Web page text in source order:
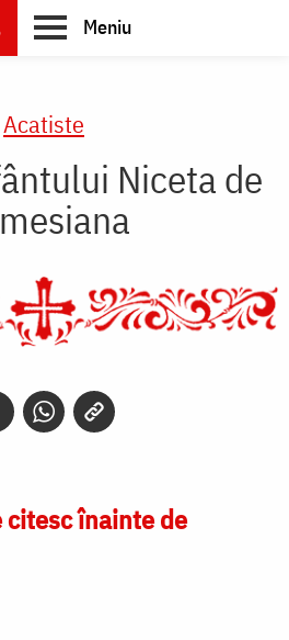
Meniu
Acatiste
Niceta de
citesc înainte de